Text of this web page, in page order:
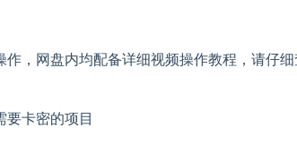
，网盘内均配备详细视频操作教程，请仔
要卡密的项目